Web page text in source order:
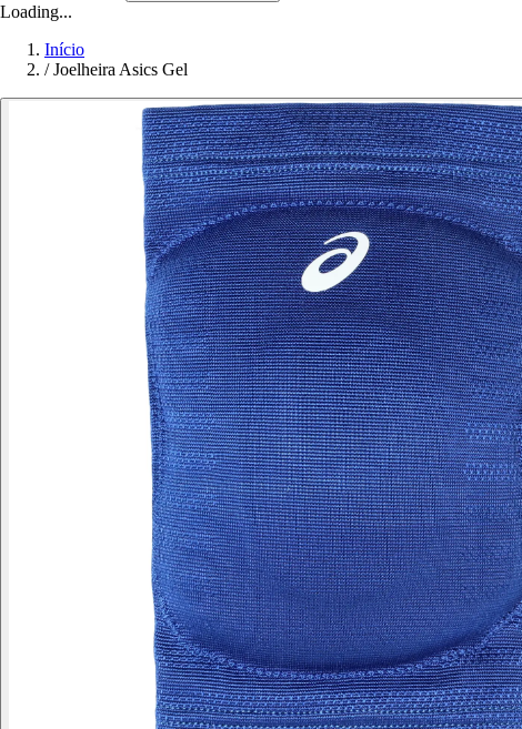
Loading...
Início
/ Joelheira Asics Gel